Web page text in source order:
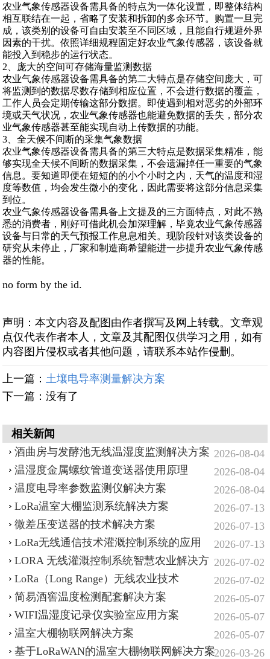
农业气象传感器设备需具备的特点为一体化设置，即整体结构
相互联结在一起，省略了安装和拆卸的多余环节。购置一旦完
成，该类别的设备可自由安装至不同区域，且能自行规避外界
因素的干扰。依照详细规程固定好农业气象传感器，该设备就
能投入到稳步的运行状态。
2、庞大的空间可存储海量监测数据
农业气象传感器设备需具备的第二大特点是存储空间庞大，可
将监测到的数据尽数存储到相应位置，不会进行数据的覆盖，
工作人员会定期传输这部分数据。即使遇到相对恶劣的外部环
境或天气状况，农业气象传感器也能避免数据的丢失，部分农
业气象传感器甚至能实现自动上传数据的功能。
3、全天候不间断的采集气象数据
农业气象传感器设备需具备的第三大特点是数据采集精准，能
够实现全天候不间断的数据采集，不会遗漏掉任一重要的气象
信息。要知道即便在短短的的小个小时之内，天气的温度和湿
度等数值，均会发生微小的变化，因此需要将这部分信息采集
到位。
农业气象传感器设备需具备上文提及的三方面特点，对此不熟
悉的消费者，刚好可借此机会加深理解，毕竟农业气象传感器
设备与日常的天气预报工作息息相关。现阶段针对该类设备的
研究从未停止，厂家和制造商希望能进一步提升农业气象传感
器的性能。
no form by the id.
声明：本文内容及配图由作者撰写及网上转载。文章观
点仅代表作者本人，文章及其配图仅供学习之用，如有
内容图片侵权或者其他问题，请联系本站作侵删。
上一篇：土壤电导率测量解决方案
下一篇：没有了
相关新闻
2026-08-04
酒曲房与发酵池无线温湿度监测解决方案
2026-08-04
温湿度金属螺纹管道变送器使用原理
2026-08-04
温度电导率参数监测仪解决方案
2026-07-13
LoRa温室大棚监测系统解决方案
2026-07-13
微差压变送器的技术解决方案
2026-07-13
LoRa无线通信技术灌溉控制系统的应用
2026-07-02
LORA 无线灌溉控制系统智慧农业解决方
案
2026-07-02
LoRa（Long Range）无线农业技术
2026-05-07
简易酒窖温度检测配套解决方案
2026-05-07
WIFI温湿度记录仪实验室应用方案
2026-05-07
温室大棚物联网解决方案
2026-03-26
基于LoRaWAN的温室大棚物联网解决方案